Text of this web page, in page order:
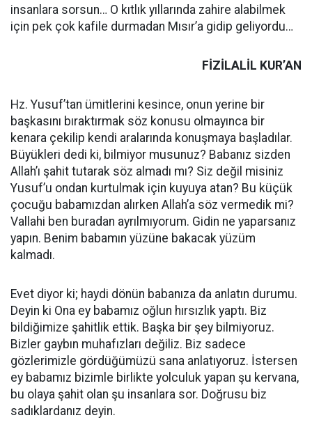
insanlara sorsun… O kıtlık yıllarında zahire alabilmek
için pek çok kafile durmadan Mısır’a gidip geliyordu…
FİZİLALİL KUR’AN
Hz. Yusuf’tan ümitlerini kesince, onun yerine bir
başkasını bıraktırmak söz konusu olmayınca bir
kenara çekilip kendi aralarında konuşmaya başladılar.
Büyükleri dedi ki, bilmiyor musunuz? Babanız sizden
Allah’ı şahit tutarak söz almadı mı? Siz değil misiniz
Yusuf’u ondan kurtulmak için kuyuya atan? Bu küçük
çocuğu babamızdan alırken Allah’a söz vermedik mi?
Vallahi ben buradan ayrılmıyorum. Gidin ne yaparsanız
yapın. Benim babamın yüzüne bakacak yüzüm
kalmadı.
Evet diyor ki; haydi dönün babanıza da anlatın durumu.
Deyin ki Ona ey babamız oğlun hırsızlık yaptı. Biz
bildiğimize şahitlik ettik. Başka bir şey bilmiyoruz.
Bizler gaybın muhafızları değiliz. Biz sadece
gözlerimizle gördüğümüzü sana anlatıyoruz. İstersen
ey babamız bizimle birlikte yolculuk yapan şu kervana,
bu olaya şahit olan şu insanlara sor. Doğrusu biz
sadıklardanız deyin.